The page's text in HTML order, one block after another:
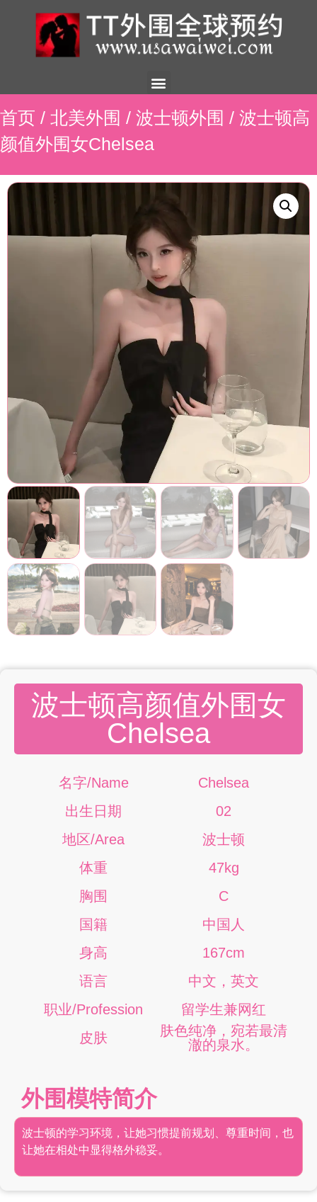
首页 / 北美外围 / 波士顿外围 / 波士顿高
颜值外围女Chelsea
波士顿高颜值外围女
Chelsea
名字/Name
Chelsea
出生日期
02
地区/Area
波士顿
体重
47kg
胸围
C
国籍
中国人
身高
167cm
语言
中文，英文
职业/Profession
留学生兼网红
皮肤
肤色纯净，宛若最清
澈的泉水。
外围模特简介
波士顿的学习环境，让她习惯提前规划、尊重时间，也
让她在相处中显得格外稳妥。